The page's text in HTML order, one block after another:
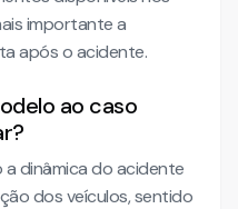
importante a
após o acidente.
ao caso
dinâmica do acidente
dos veículos, sentido